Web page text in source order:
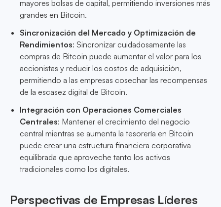
mayores bolsas de capital, permitiendo inversiones más
grandes en Bitcoin.
Sincronización del Mercado y Optimización de
Rendimientos: Sincronizar cuidadosamente las
compras de Bitcoin puede aumentar el valor para los
accionistas y reducir los costos de adquisición,
permitiendo a las empresas cosechar las recompensas
de la escasez digital de Bitcoin.
Integración con Operaciones Comerciales
Centrales: Mantener el crecimiento del negocio
central mientras se aumenta la tesorería en Bitcoin
puede crear una estructura financiera corporativa
equilibrada que aproveche tanto los activos
tradicionales como los digitales.
Perspectivas de Empresas Líderes